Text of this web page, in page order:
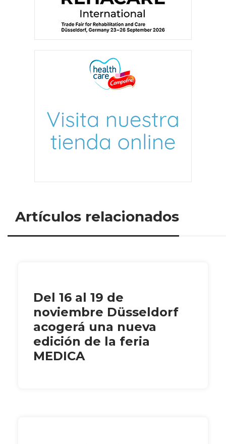
Artículos relacionados
Del 16 al 19 de
noviembre Düsseldorf
acogerá una nueva
edición de la feria
MEDICA